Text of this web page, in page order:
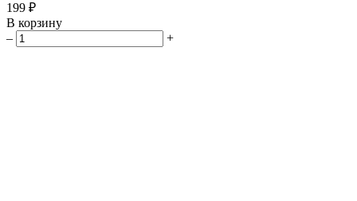
199 ₽
В корзину
–
+